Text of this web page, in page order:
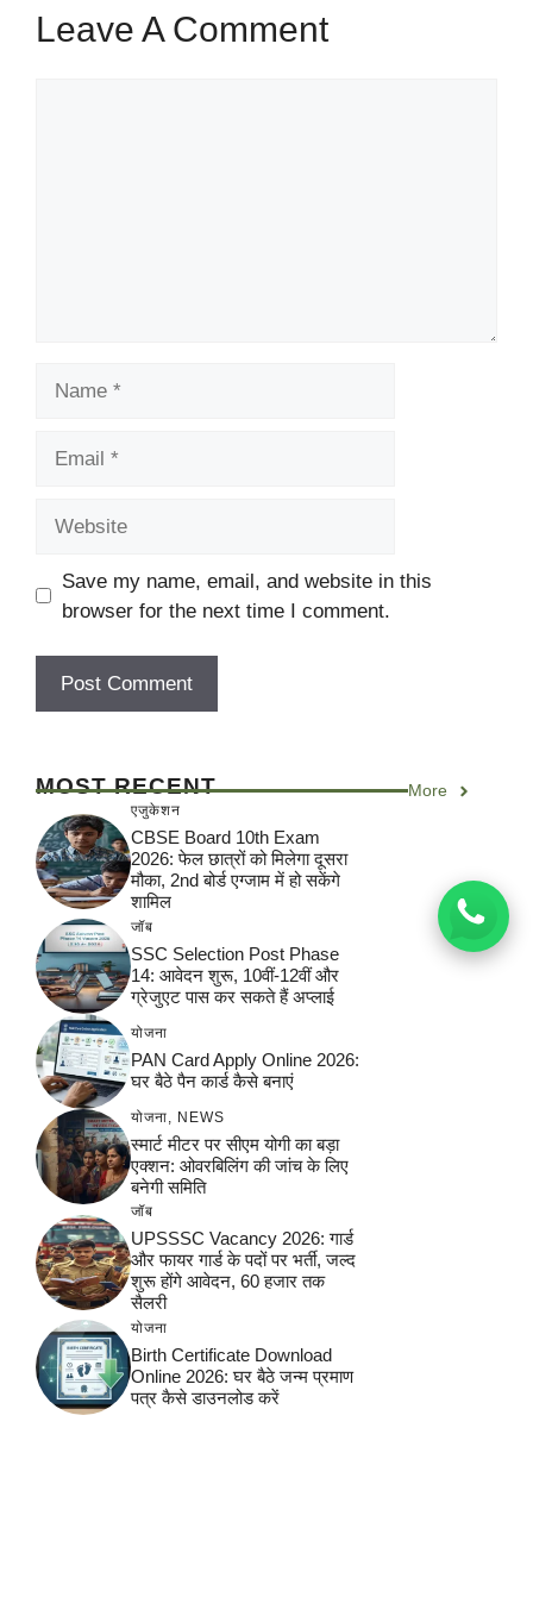
Leave A Comment
Save my name, email, and website in this
browser for the next time I comment.
MOST RECENT More
एजुकेशन
CBSE Board 10th Exam
2026: फेल छात्रों को मिलेगा दूसरा
मौका, 2nd बोर्ड एग्जाम में हो सकेंगे
शामिल
जॉब
SSC Selection Post Phase
14: आवेदन शुरू, 10वीं-12वीं और
ग्रेजुएट पास कर सकते हैं अप्लाई
योजना
PAN Card Apply Online 2026:
घर बैठे पैन कार्ड कैसे बनाएं
योजना NEWS
स्मार्ट मीटर पर सीएम योगी का बड़ा
एक्शन: ओवरबिलिंग की जांच के लिए
बनेगी समिति
जॉब
UPSSSC Vacancy 2026: गार्ड
और फायर गार्ड के पदों पर भर्ती, जल्द
शुरू होंगे आवेदन, 60 हजार तक
सैलरी
योजना
Birth Certificate Download
Online 2026: घर बैठे जन्म प्रमाण
पत्र कैसे डाउनलोड करें